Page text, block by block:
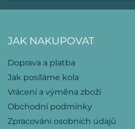
JAK NAKUPOVAT
Doprava a platba
Jak posíláme kola
Vrácení a výměna zboží
Obchodní podmínky
Zpracování osobních údajů